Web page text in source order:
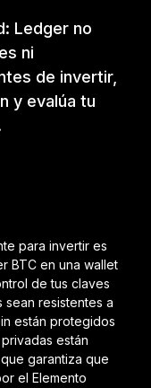
Ledger no
ni
de invertir,
y evalúa tu
para invertir es
BTC en una wallet
de tus claves
resistentes a
están protegidos
están
garantiza que
el Elemento